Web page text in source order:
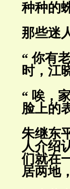
种种的
那些迷
“ 你有
时，江
“ 唉，
脸上的
朱继东
人介绍
们就在
居两地